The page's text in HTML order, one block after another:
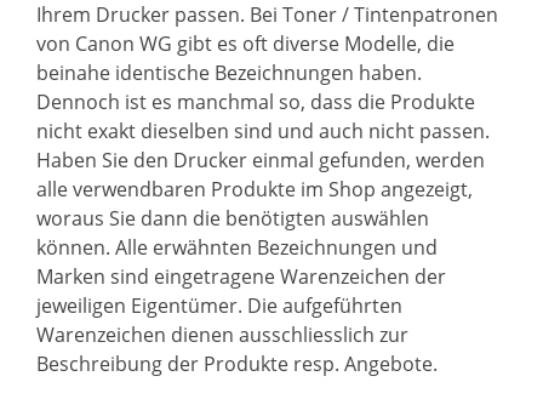
Ihrem Drucker passen. Bei Toner / Tintenpatronen
von Canon WG gibt es oft diverse Modelle, die
beinahe identische Bezeichnungen haben.
Dennoch ist es manchmal so, dass die Produkte
nicht exakt dieselben sind und auch nicht passen.
Haben Sie den Drucker einmal gefunden, werden
alle verwendbaren Produkte im Shop angezeigt,
woraus Sie dann die benötigten auswählen
können. Alle erwähnten Bezeichnungen und
Marken sind eingetragene Warenzeichen der
jeweiligen Eigentümer. Die aufgeführten
Warenzeichen dienen ausschliesslich zur
Beschreibung der Produkte resp. Angebote.